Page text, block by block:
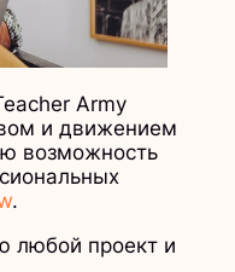
Army
и движением
возможность
.
любой проект и